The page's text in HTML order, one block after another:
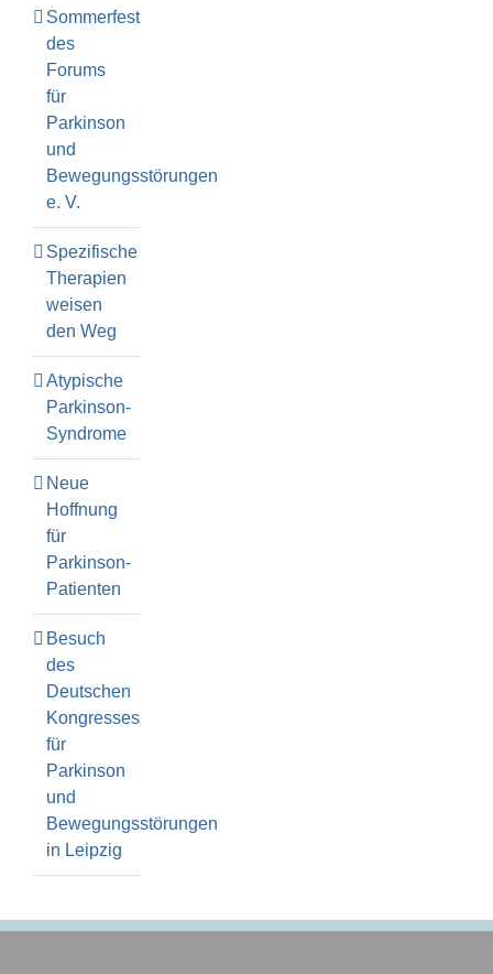
Sommerfest
des
Forums
für
Parkinson
und
Bewegungsstörungen
e. V.
Spezifische
Therapien
weisen
den Weg
Atypische
Parkinson-
Syndrome
Neue
Hoffnung
für
Parkinson-
Patienten
Besuch
des
Deutschen
Kongresses
für
Parkinson
und
Bewegungsstörungen
in Leipzig